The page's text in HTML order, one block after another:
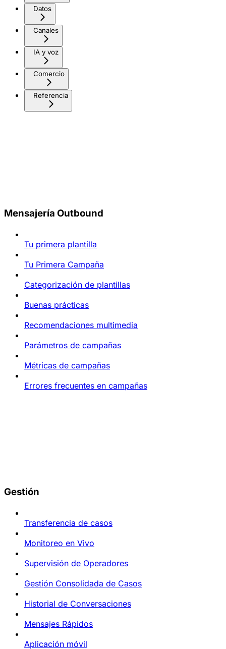
Datos
Canales
IA y voz
Comercio
Referencia
Mensajería Outbound
Tu primera plantilla
Tu Primera Campaña
Categorización de plantillas
Buenas prácticas
Recomendaciones multimedia
Parámetros de campañas
Métricas de campañas
Errores frecuentes en campañas
Gestión
Transferencia de casos
Monitoreo en Vivo
Supervisión de Operadores
Gestión Consolidada de Casos
Historial de Conversaciones
Mensajes Rápidos
Aplicación móvil